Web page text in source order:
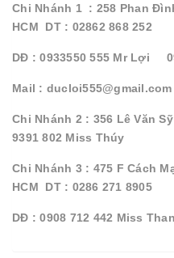
Chi Nhánh 1 : 258 Phan
HCM DT : 02862 868 252
DĐ : 0933550 555 Mr Lợi
Mail : ducloi555@gmail.com
Chi Nhánh 2 : 356 Lê Văn
9391 802 Miss Thúy
Chi Nhánh 3 : 475 F Cách
HCM DT : 0286 271 8905
DĐ : 0908 712 442 Miss